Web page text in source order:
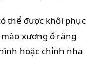
thể được khôi phục
xương ổ răng
hoặc chỉnh nha